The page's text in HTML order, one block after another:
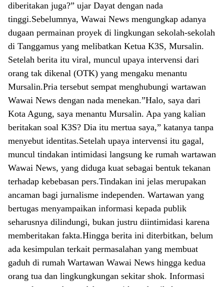
diberitakan juga?” ujar Dayat dengan nada
tinggi.Sebelumnya, Wawai News mengungkap adanya
dugaan permainan proyek di lingkungan sekolah-sekolah
di Tanggamus yang melibatkan Ketua K3S, Mursalin.
Setelah berita itu viral, muncul upaya intervensi dari
orang tak dikenal (OTK) yang mengaku menantu
Mursalin.Pria tersebut sempat menghubungi wartawan
Wawai News dengan nada menekan.”Halo, saya dari
Kota Agung, saya menantu Mursalin. Apa yang kalian
beritakan soal K3S? Dia itu mertua saya,” katanya tanpa
menyebut identitas.Setelah upaya intervensi itu gagal,
muncul tindakan intimidasi langsung ke rumah wartawan
Wawai News, yang diduga kuat sebagai bentuk tekanan
terhadap kebebasan pers.Tindakan ini jelas merupakan
ancaman bagi jurnalisme independen. Wartawan yang
bertugas menyampaikan informasi kepada publik
seharusnya dilindungi, bukan justru diintimidasi karena
memberitakan fakta.Hingga berita ini diterbitkan, belum
ada kesimpulan terkait permasalahan yang membuat
gaduh di rumah Wartawan Wawai News hingga kedua
orang tua dan lingkungkungan sekitar shok. Informasi